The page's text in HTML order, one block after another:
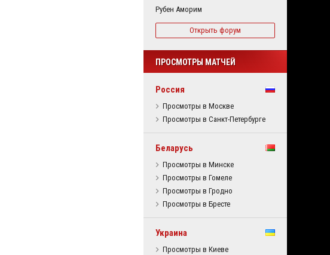
Рубен Аморим
Открыть форум
ПРОСМОТРЫ МАТЧЕЙ
Россия
Просмотры в Москве
Просмотры в Санкт-Петербурге
Беларусь
Просмотры в Минске
Просмотры в Гомеле
Просмотры в Гродно
Просмотры в Бресте
Украина
Просмотры в Киеве